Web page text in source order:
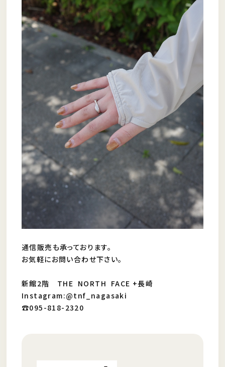
通信販売も承っております。
お気軽にお問い合わせ下さい。
新館2階 THE NORTH FACE +長崎
Instagram:@tnf_nagasaki
☎︎095-818-2320